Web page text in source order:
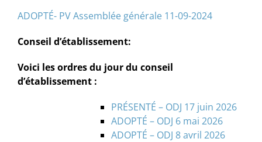
ADOPTÉ- PV Assemblée générale 11-09-2024
Conseil d’établissement:
Voici les ordres du jour du conseil
d’établissement :
PRÉSENTÉ – ODJ 17 juin 2026
ADOPTÉ – ODJ 6 mai 2026
ADOPTÉ – ODJ 8 avril 2026